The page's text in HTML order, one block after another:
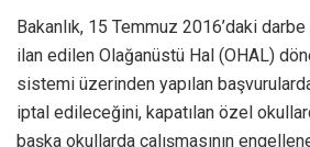
Bakanlık, 15 Temmuz 2016’daki
ilan edilen Olağanüstü Hal (OHAL)
sistemi üzerinden yapılan
iptal edileceğini, kapatılan özel
başka okullarda çalışmasının